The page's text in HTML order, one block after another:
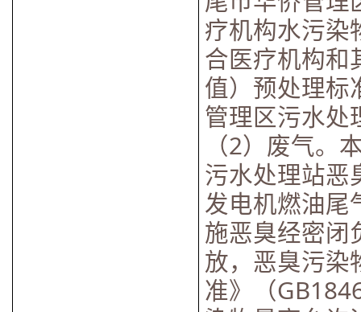
疗机构水污染
合医疗机构和
值）预处理标
管理区污水处
（2）废气。
污水处理站恶
发电机燃油尾
施恶臭经密闭
放，恶臭污染
准》（